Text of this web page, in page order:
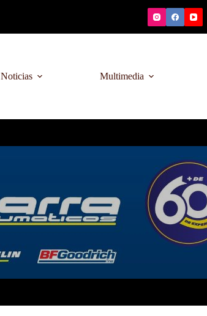
Noticias Multimedia